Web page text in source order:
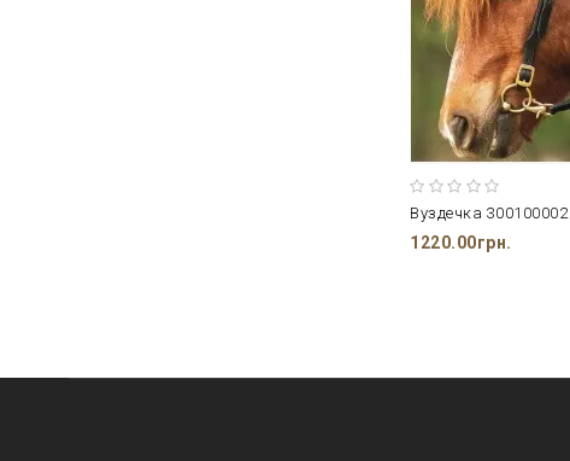
Вуздечка 300100002
1220.00грн.